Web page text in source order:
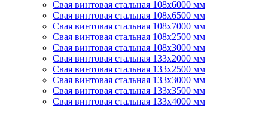
Свая винтовая стальная 108х6000 мм
Свая винтовая стальная 108х6500 мм
Свая винтовая стальная 108х7000 мм
Свая винтовая стальная 108х2500 мм
Свая винтовая стальная 108х3000 мм
Свая винтовая стальная 133х2000 мм
Свая винтовая стальная 133х2500 мм
Свая винтовая стальная 133х3000 мм
Свая винтовая стальная 133х3500 мм
Свая винтовая стальная 133х4000 мм